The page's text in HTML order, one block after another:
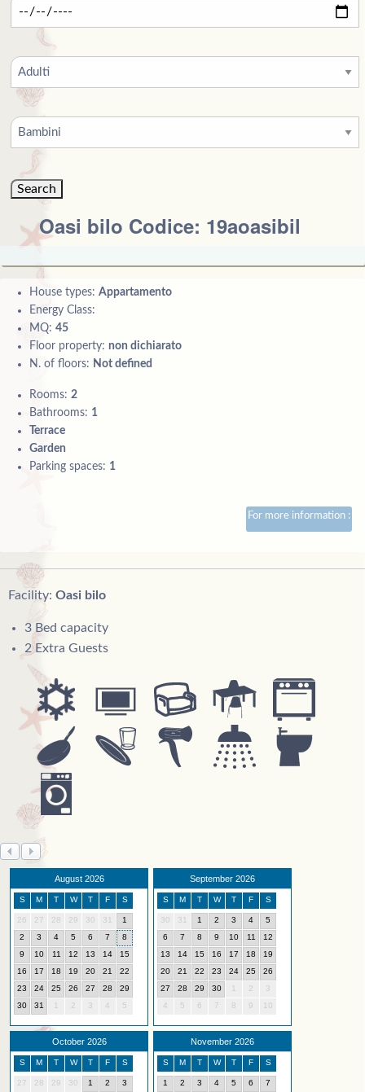
Oasi bilo Codice: 19aoasibil
House types: Appartamento
Energy Class:
MQ: 45
Floor property: non dichiarato
N. of floors: Not defined
Rooms: 2
Bathrooms: 1
Terrace
Garden
Parking spaces: 1
For more information :
Facility: Oasi bilo
3 Bed capacity
2 Extra Guests
August 2026
S M T W T F S
26 27 28 29 30 31
1
2
3 4 5 6 7
8
9
10 11 12 13 14
15
16
17 18 19 20 21
22
23
24 25 26 27 28
29
30
31 1 2 3 4 5
September 2026
S M T W T F S
30 31 1 2 3 4
5
6
7 8 9 10 11
12
13
14 15 16 17 18
19
20
21 22 23 24 25
26
27
28 29 30 1 2
3
4
5 6 7 8 9 10
October 2026
S M T W T F S
27 28 29 30 1 2 3
November 2026
S M T W T F S
1 2 3 4 5 6 7